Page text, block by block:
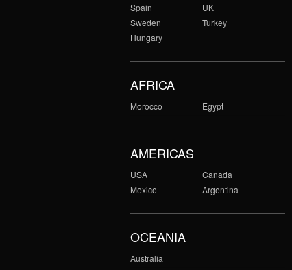
Spain
UK
Sweden
Turkey
Hungary
AFRICA
Morocco Egypt
AMERICAS
USA
Canada
Mexico
Argentina
OCEANIA
Australia